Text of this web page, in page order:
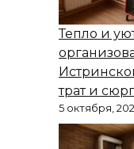
Тепло и
трат и
5 октября,